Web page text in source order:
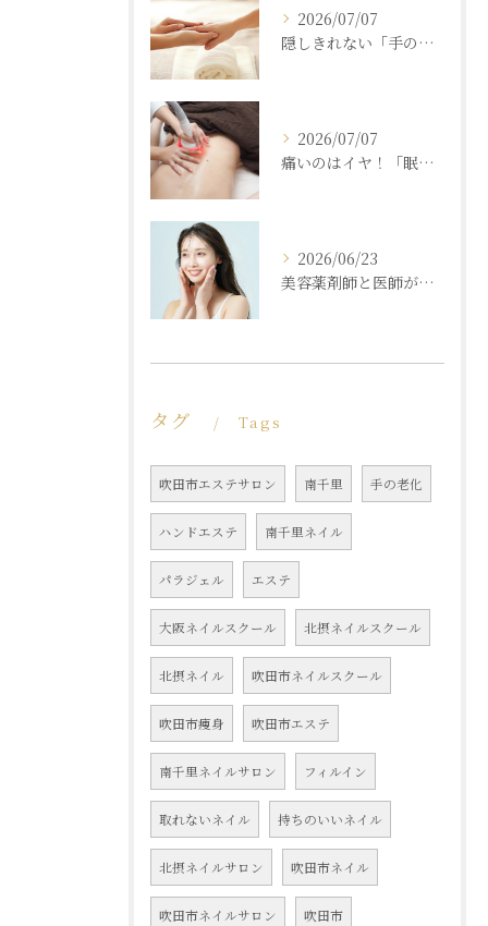
2026/07/07
隠しきれない「手の老化」を根本ケア！ふっくら若々しい手肌を取り戻す本格ハンドエステ
2026/07/07
痛いのはイヤ！「眠れるほど気持ちいいのに結果が出る」痩身エステの秘密
2026/06/23
美容薬剤師と医師が共同開発した商材と「真皮層フェイシャル」で内側からもっちり潤う素肌へ
タグ Tags
吹田市エステサロン 南千里 手の老化
ハンドエステ 南千里ネイル
パラジェル エステ
大阪ネイルスクール 北摂ネイルスクール
北摂ネイル 吹田市ネイルスクール
吹田市痩身 吹田市エステ
南千里ネイルサロン フィルイン
取れないネイル 持ちのいいネイル
北摂ネイルサロン 吹田市ネイル
吹田市ネイルサロン 吹田市